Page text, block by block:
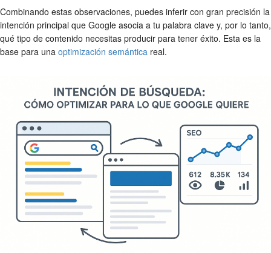
Combinando estas observaciones, puedes inferir con gran precisión la
intención principal que Google asocia a tu palabra clave y, por lo tanto,
qué tipo de contenido necesitas producir para tener éxito. Esta es la
base para una optimización semántica real.